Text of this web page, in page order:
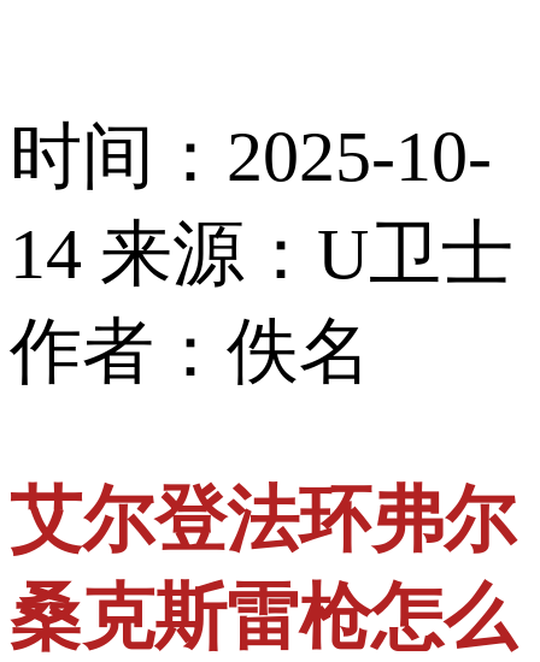
时间：2025-10-
14 来源：U卫士
作者：佚名
艾尔登法环弗尔
桑克斯雷枪怎么